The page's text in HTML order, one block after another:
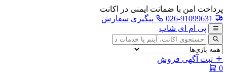
پرداخت امن با ضمانت ایمنی در اکانت
026-91099631
پیگیری سفارش
پی ام ای شاپ
جستجوی
آگهی
ثبت آگهی فروش
0